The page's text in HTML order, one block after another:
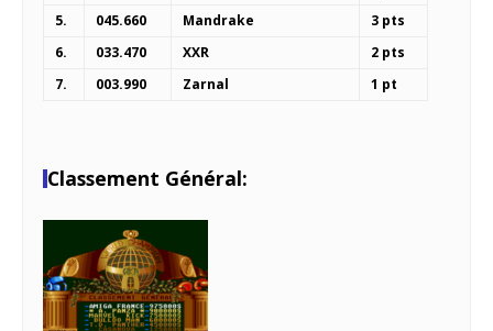
5.
045.660 Mandrake
3 pts
6.
033.470 XXR
2 pts
7.
003.990 Zarnal 1 pt
Classement Général: